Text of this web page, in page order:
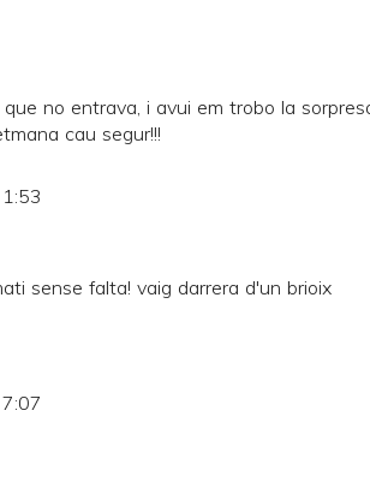
no entrava, i avui em trobo la
cau segur!!!
sense falta! vaig darrera d'un brioix